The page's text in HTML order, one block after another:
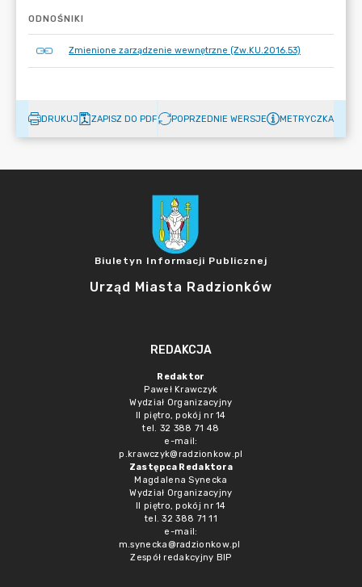
ODNOŚNIKI
Zmienione zarządzenie wewnętrzne (Zw.KU.2016.53)
DRUKUJ ZAPISZ DO PDF POPRZEDNIE WERSJE METRYCZKA
Biuletyn Informacji Publicznej
Urząd Miasta Radzionków
REDAKCJA
Redaktor
Paweł Krawczyk
Wydział Organizacyjny
II piętro, pokój nr 14
tel. 32 388 71 48
e-mail:
p.krawczyk@radzionkow.pl
Zastępca Redaktora
Magdalena Synecka
Wydział Organizacyjny
II piętro, pokój nr 14
tel. 32 388 71 11
e-mail:
m.synecka@radzionkow.pl
Zespół redakcyjny BIP